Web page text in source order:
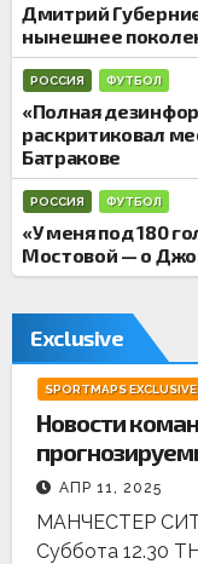
Дмитрий
нынешнее
РОССИЯ ФУТБОЛ
«Полная
раскритиковал
Батракове
РОССИЯ ФУТБОЛ
«У меня под 180
Мостовой — о
Exclusive
SPORTMAPS EXCLUSIVE
Новости
АПР 11, 2025
МАНЧЕСТЕР
Суббота 12.30